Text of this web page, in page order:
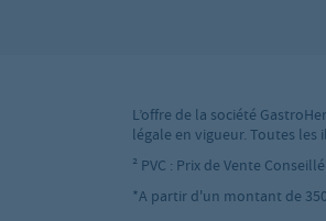
L’offre de la société
légale en vigueur. Toutes
² PVC : Prix de Vente
*A partir d'un montant de